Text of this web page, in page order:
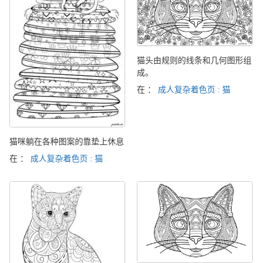
猫咪躺在各种图案的靠垫上休息
在 ： 成人复杂着色页 : 猫
猫头由规则的线条和几何图形组
成。
在 ： 成人复杂着色页 : 猫